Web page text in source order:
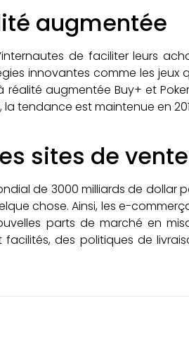
augmentée
de faciliter leurs
innovantes comme les
réalité augmentée Buy+ et
tendance est maintenue en
sites de
de 3000 milliards de dollar
chose. Ainsi, les e-
parts de marché en
des politiques de